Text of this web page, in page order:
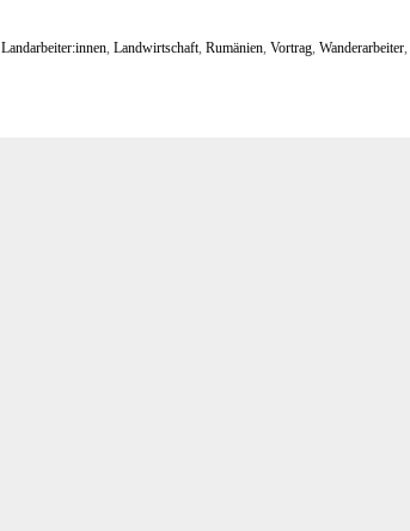
Landarbeiter:innen, Landwirtschaft, Rumänien, Vortrag, Wanderarbeiter,